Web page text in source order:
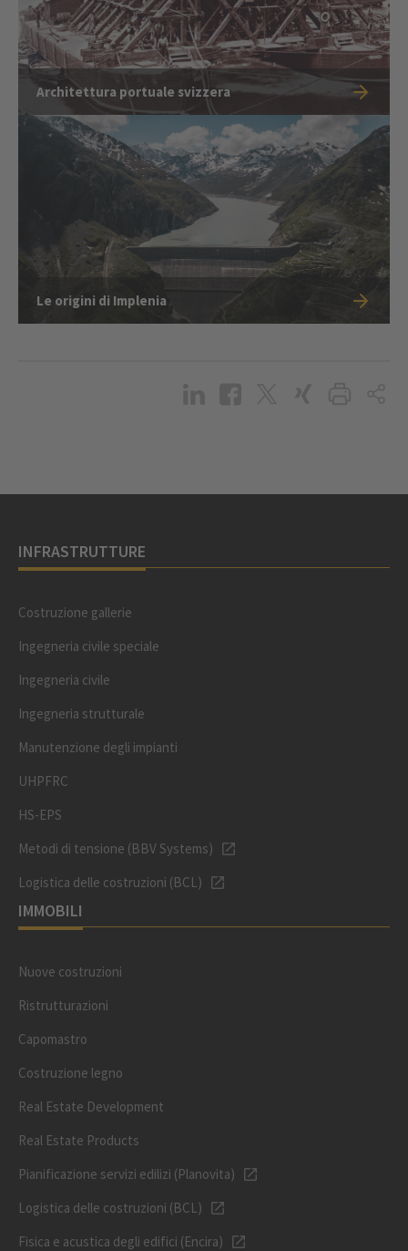
Architettura portuale svizzera
Le origini di Implenia
INFRASTRUTTURE
Costruzione gallerie
Ingegneria civile speciale
Ingegneria civile
Ingegneria strutturale
Manutenzione degli impianti
UHPFRC
HS-EPS
Metodi di tensione (BBV Systems)
Logistica delle costruzioni (BCL)
IMMOBILI
Nuove costruzioni
Ristrutturazioni
Capomastro
Costruzione legno
Real Estate Development
Real Estate Products
Pianificazione servizi edilizi (Planovita)
Logistica delle costruzioni (BCL)
Fisica e acustica degli edifici (Encira)